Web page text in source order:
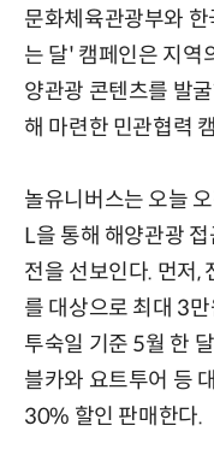
문화체육관광부와
는 달' 캠페인은 지역
양관광 콘텐츠를 발
해 마련한 민관협력
놀유니버스는 오늘
L을 통해 해양관광
전을 선보인다. 먼저,
를 대상으로 최대 3
투숙일 기준 5월 한
블카와 요트투어 등
30% 할인 판매한다.